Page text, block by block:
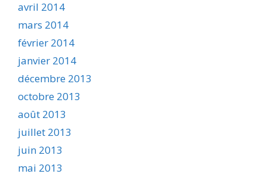
avril 2014
mars 2014
février 2014
janvier 2014
décembre 2013
octobre 2013
août 2013
juillet 2013
juin 2013
mai 2013